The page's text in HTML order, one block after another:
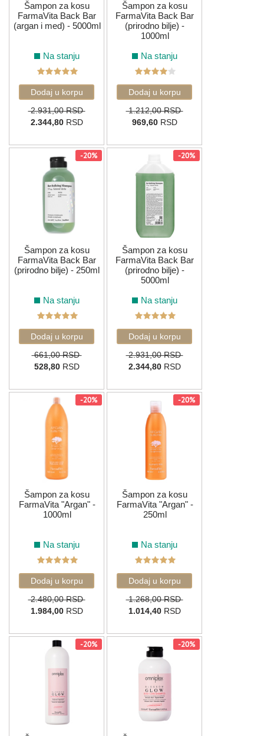
Šampon za kosu
FarmaVita Back Bar
(argan i med) - 5000ml
Na stanju
2.931,00 RSD
2.344,80RSD
Šampon za kosu
FarmaVita Back Bar
(prirodno bilje) -
1000ml
Na stanju
1.212,00 RSD
969,60RSD
-20%
Šampon za kosu
FarmaVita Back Bar
(prirodno bilje) - 250ml
Na stanju
661,00 RSD
528,80RSD
-20%
Šampon za kosu
FarmaVita Back Bar
(prirodno bilje) -
5000ml
Na stanju
2.931,00 RSD
2.344,80RSD
-20%
Šampon za kosu
FarmaVita "Argan" -
1000ml
Na stanju
2.480,00 RSD
1.984,00RSD
-20%
Šampon za kosu
FarmaVita "Argan" -
250ml
Na stanju
1.268,00 RSD
1.014,40RSD
-20% -20%